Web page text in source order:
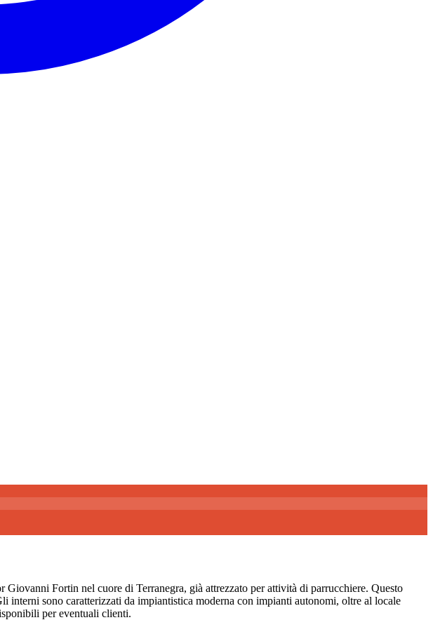
Fortin nel cuore di Terranegra, già attrezzato per attività di parrucchiere. Questo
interni sono caratterizzati da impiantistica moderna con impianti autonomi, oltre al locale
per eventuali clienti.